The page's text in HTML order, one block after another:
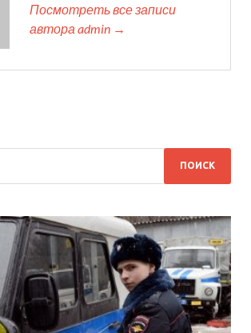
Посмотреть все записи
автора admin →